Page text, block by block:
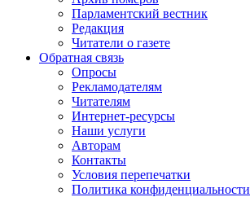
Парламентский вестник
Редакция
Читатели о газете
Обратная связь
Опросы
Рекламодателям
Читателям
Интернет-ресурсы
Наши услуги
Авторам
Контакты
Условия перепечатки
Политика конфиденциальности